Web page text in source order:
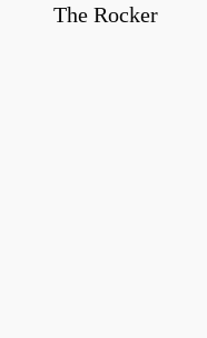
The Rocker